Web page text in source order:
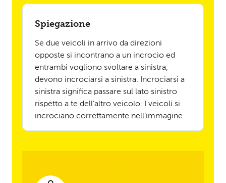
Spiegazione
Se due veicoli in arrivo da direzioni
opposte si incontrano a un incrocio ed
entrambi vogliono svoltare a sinistra,
devono incrociarsi a sinistra. Incrociarsi a
sinistra significa passare sul lato sinistro
rispetto a te dell’altro veicolo. I veicoli si
incrociano correttamente nell’immagine.